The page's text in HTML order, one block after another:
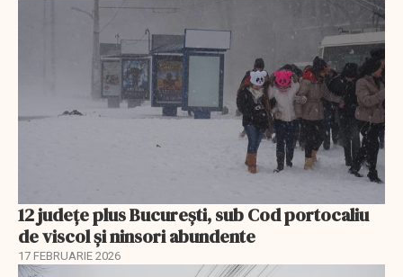
12 județe plus București, sub Cod portocaliu
de viscol și ninsori abundente
17 FEBRUARIE 2026